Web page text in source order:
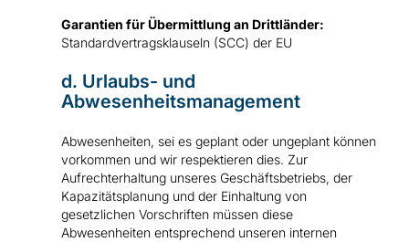
Garantien für Übermittlung an Drittländer:
Standardvertragsklauseln (SCC) der EU
d. Urlaubs- und
Abwesenheitsmanagement
Abwesenheiten, sei es geplant oder ungeplant können
vorkommen und wir respektieren dies. Zur
Aufrechterhaltung unseres Geschäftsbetriebs, der
Kapazitätsplanung und der Einhaltung von
gesetzlichen Vorschriften müssen diese
Abwesenheiten entsprechend unseren internen